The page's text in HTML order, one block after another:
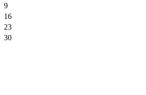
9
16
23
30